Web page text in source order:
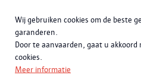
Wij gebruiken cookies om de beste
garanderen.
Door te aanvaarden, gaat u
cookies.
Meer informatie
Meer momenten
Een exclusieve rondleiding met
Francken. Je leert niet alleen de
objecten kennen, maar komt ook